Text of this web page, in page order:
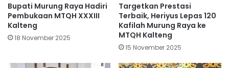
Bupati Murung Raya Hadiri
Pembukaan MTQH XXXIII
Kalteng
18 November 2025
Targetkan Prestasi
Terbaik, Heriyus Lepas 120
Kafilah Murung Raya ke
MTQH Kalteng
15 November 2025